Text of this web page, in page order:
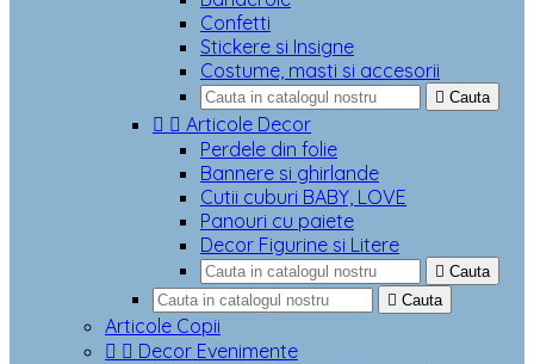
Confetti
Stickere si Insigne
Costume, masti si accesorii
 Cauta
  Articole Decor
Perdele din folie
Bannere si ghirlande
Cutii cuburi BABY, LOVE
Panouri cu paiete
Decor Figurine si Litere
 Cauta
 Cauta
Articole Copii
  Decor Evenimente